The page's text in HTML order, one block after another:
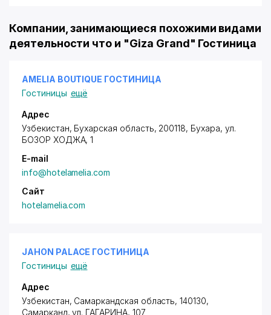
Компании, занимающиеся похожими видами
деятельности что и "Giza Grand" Гостиница
AMELIA BOUTIQUE ГОСТИНИЦА
Гостиницы ещё
Адрес
Узбекистан, Бухарская область, 200118, Бухара, ул.
БОЗОР ХОДЖА, 1
E-mail
info@hotelamelia.com
Сайт
hotelamelia.com
JAHON PALACE ГОСТИНИЦА
Гостиницы ещё
Адрес
Узбекистан, Самаркандская область, 140130,
Самарканд,ул. ГАГАРИНА, 107